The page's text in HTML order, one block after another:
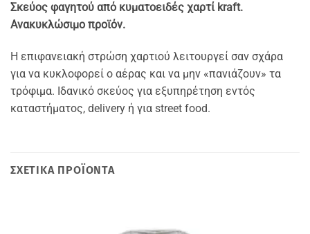
Σκεύος φαγητού από κυματοειδές χαρτί kraft.
Ανακυκλώσιμο προϊόν.
Η επιφανειακή στρώση χαρτιού λειτουργεί σαν σχάρα
για να κυκλοφορεί ο αέρας και να μην «πανιάζουν» τα
τρόφιμα. Ιδανικό σκεύος για εξυπηρέτηση εντός
καταστήματος, delivery ή για street food.
ΣΧΕΤΙΚΆ ΠΡΟΪΌΝΤΑ